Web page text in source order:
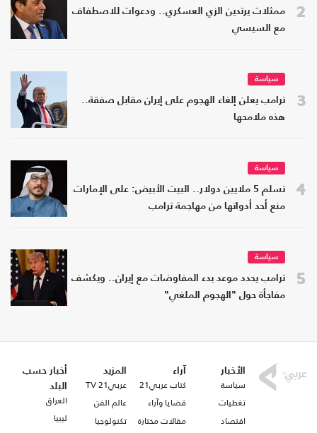
2
ممثلات يرتدين الزي العسكري.. ودعوات للاصطفاف
مع السيسي
3
سياسة
ترامب يعلن إلغاء الهجوم على إيران مقابل صفقة..
هذه ملامحها
4
سياسة
تسلم 5 ملايين دولار.. البيت الأبيض: على الإمارات
منع أحد أدواتها من مهاجمة ترامب
5
سياسة
ترامب يحدد موعد بدء المفاوضات مع إيران.. ويكشف
مفاجأة حول "الهجوم الملغي"
الأخبار
سياسة
تغطيات
اقتصاد
آراء
كتاب عربي21
قضايا وآراء
مقالات مختارة
المزيد
عربي21 TV
عالم الفن
تكنولوجيا
أخبار حسب
البلد
العراق
ليبيا